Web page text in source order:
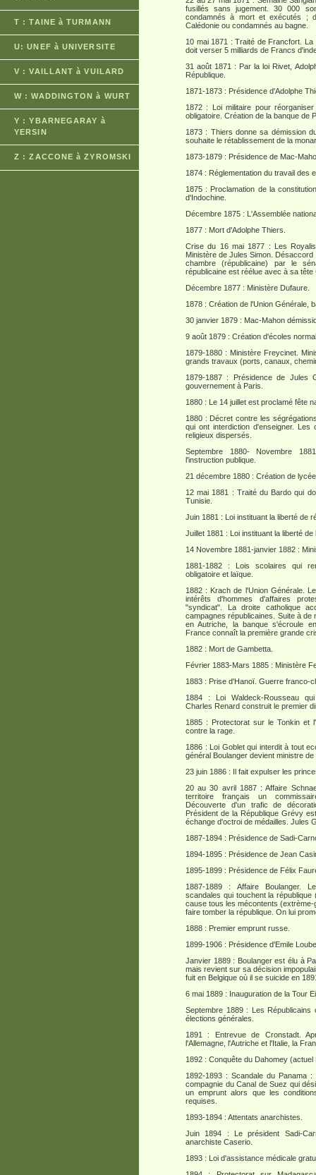
T : TAINE à TURMANN
U: UNEF à UNIVERSITE
V : VAILLANT à VUILARD
W : WADDINGTON à WURT
Y : YBARNEGARAY à
YERSIN
Z : ZACCONE à ZYROMSKI
fusillés sans jugement. 30 000
condamnés à mort et exécutés ;
Calédonie ou condamnés au bagne.
10 mai 1871 : Traité de Francfort.
doit verser 5 milliards de Francs
31 août 1871 : Par la loi Rivet,
République.
1871-1873 : Présidence d'Adolphe
1872 : Loi militaire pour
obligatoire. Création de la banque de
1873 : Thiers donne sa démission
souhaite le rétablissement de la
1873-1879 : Présidence de Mac-
1874 : Réglementation du travail des
1875 : Proclamation de la
d'Indochine.
Décembre 1875 : L'Assemblée
1877 : Mort d'Adolphe Thiers.
Crise du 16 mai 1877 : Les
Ministère de Jules Simon.
chambre (républicaine) par le
républicaine est réélue avec à sa tête
Décembre 1877 : Ministère Dufaure.
1878 : Création de l'Union Générale,
30 janvier 1879 : Mac-Mahon
9 août 1879 : Création d'écoles
1879-1880 : Ministère Freycinet.
grands travaux (ports, canaux,
1879-1887 : Présidence de Jules
gouvernement à Paris.
1880 : Le 14 juillet est proclamé fête
1880 : Décret contre les
qui ont interdiction d'enseigner.
religieux dispersés.
Septembre 1880- Novembre
l'instruction publique.
21 décembre 1880 : Création de
12 mai 1881 : Traité du Bardo qui
Tunisie.
Juin 1881 : Loi instituant la liberté de
Juillet 1881 : Loi instituant la liberté
14 Novembre 1881-janvier 1882 :
1881-1882 : Lois scolaires qui
obligatoire et laïque.
1882 : Krach de l'Union Générale.
intérêts d'hommes d'affaires
"syndicat". La droite catholique
campagnes républicaines. Suite à
en Autriche, la banque s'écroule
France connaît la première grande
1882 : Mort de Gambetta.
Février 1883-Mars 1885 : Ministère
1883 : Prise d'Hanoï. Guerre franco-
1884 : Loi Waldeck-Rousseau
Charles Renard construit le premier
1885 : Protectorat sur le Tonkin et
contre la rage.
1886 : Loi Goblet qui interdit à tout
général Boulanger devient ministre de
23 juin 1886 : Il fait expulser les
20 au 30 avril 1887 : Affaire
territoire français un
Découverte d'un trafic de
Président de la République Grévy
échange d'octroi de médailles. Jules
1887-1894 : Présidence de Sadi-
1894-1895 : Présidence de Jean
1895-1899 : Présidence de Félix
1887-1889 : Affaire Boulanger.
scandales qui touchent la
cause tous les mécontents
faire tomber la république. On lui
1888 : Premier emprunt russe.
1899-1906 : Présidence d'Emile
Janvier 1889 : Boulanger est élu à
mais revient sur sa décision
fuit en Belgique où il se suicide en
6 mai 1889 : Inauguration de la Tour
Septembre 1889 : Les Républicains
élections générales.
1891 : Entrevue de Cronstadt.
l'Allemagne, l'Autriche et l'Italie, la
1892 : Conquête du Dahomey (actuel
1892-1893 : Scandale du Panama
compagnie du Canal de Suez qui
un emprunt alors que les
requises.
1893-1894 : Attentats anarchistes.
Juin 1894 : Le président Sadi-
anarchiste Caserio.
1893 : Loi d'assistance médicale